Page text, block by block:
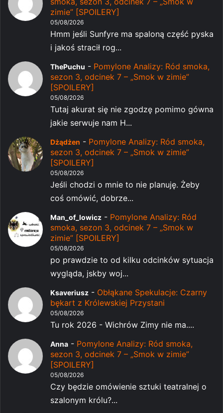
zimie” [SPOILERY]
05/08/2026
Hmm jeśli Sunfyre ma spaloną część pyska
i jakoś stracił rog...
ThePuchu - Pomylone Analizy: Ród smoka,
sezon 3, odcinek 7 – „Smok w zimie”
[SPOILERY]
05/08/2026
Tutaj akurat się nie zgodzę pomimo gówna
jakie serwuje nam H...
Dżądżen - Pomylone Analizy: Ród smoka,
sezon 3, odcinek 7 – „Smok w zimie”
[SPOILERY]
05/08/2026
Jeśli chodzi o mnie to nie planuję. Żeby
coś omówić, dobrze...
Man_of_lowicz - Pomylone Analizy: Ród
smoka, sezon 3, odcinek 7 – „Smok w
zimie” [SPOILERY]
05/08/2026
po prawdzie to od kilku odcinków sytuacja
wygląda, jskby woj...
Ksaveriusz - Obłąkane Spekulacje: Czarny
bękart z Królewskiej Przystani
05/08/2026
Tu rok 2026 - Wichrów Zimy nie ma....
Anna - Pomylone Analizy: Ród smoka,
sezon 3, odcinek 7 – „Smok w zimie”
[SPOILERY]
05/08/2026
Czy będzie omówienie sztuki teatralnej o
szalonym królu?...